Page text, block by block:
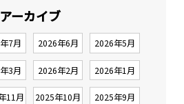
アーカイブ
7月 2026年6月 2026年5月
3月 2026年2月 2026年1月
11月 2025年10月 2025年9月